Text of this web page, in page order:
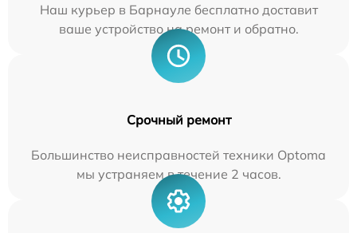
Наш курьер в Барнауле бесплатно доставит
ваше устройство на ремонт и обратно.
Срочный ремонт
Большинство неисправностей техники Optoma
мы устраняем в течение 2 часов.